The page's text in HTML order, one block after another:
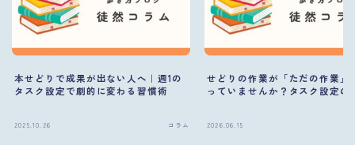
本せどりで成果が出ない人へ｜週1の
タスク設定で劇的に変わる習慣術
2025.10.26 コラム
せどりの作業が「ただの作業」
っていませんか？タスク設定の
2026.06.15